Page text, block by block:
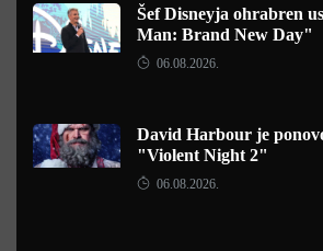
Šef Disneyja ohrabren
Man: Brand New Day"
06.08.2026.
David Harbour je
"Violent Night 2"
06.08.2026.